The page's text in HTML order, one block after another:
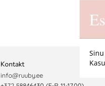
Kontakt
info@ruuby.ee